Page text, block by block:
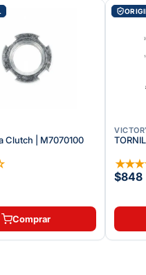
Clutch | M7070100
Comprar
★★★
$848